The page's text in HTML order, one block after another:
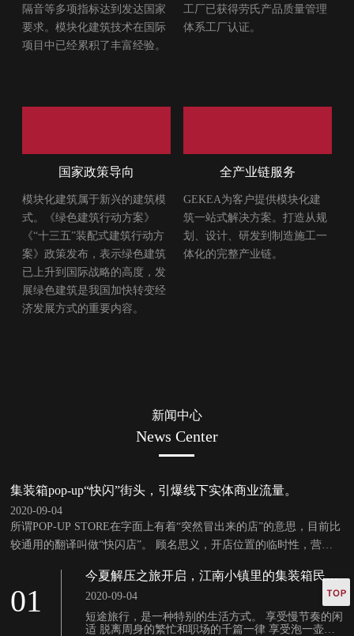
隔音等多项指标达到发达国家
要求。模块化建筑技术在国际
项目中已经累积了丰富经验。
工厂已获得劳氏产品质量管理
体系工厂认证。
国家政策导向
模块化建筑属于新兴的建筑模
式。《绿色建筑行动方案》
《“十三五”装配式建筑行动方
案》政策发布，表示绿色建筑
已上升到国际战略的高度，发
展绿色建筑是我国加快转变经
济发展方式的重要内容。
全产业链服务
GEKEA为客户提供模块化建
筑一站式解决方案。打造从规
划、设计、研发到制造施工一
体化的完整产业链。
新闻中心
News Center
集装箱pop-up“快闪”街头，引爆线下实体商业流量。
2020-09-04
所谓POP-UP STORE在字面上有着“突然冒出来的店”的意思，目前比
较通用的翻译叫做“快闪店”。 顾名思义，开店位置的临时性，营业
许是在某个具有复古气质的报亭，也许是商场广场上充满设计感的临
时建筑。
01
今夏解压之旅开启，江南小镇里的集装箱民
2020-09-04
短途旅行，是一种特别的生活方式。 享受慢节奏的闲
适 脱离周身的繁忙和职场的千篇一律 享受泡一壶好